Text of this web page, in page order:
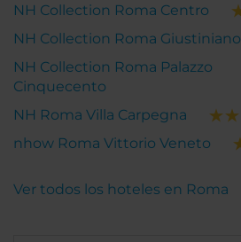
NH Collection Roma Centro
NH Collection Roma Giustiniano
NH Collection Roma Palazzo
Cinquecento
NH Roma Villa Carpegna
nhow Roma Vittorio Veneto
Ver todos los hoteles en Roma